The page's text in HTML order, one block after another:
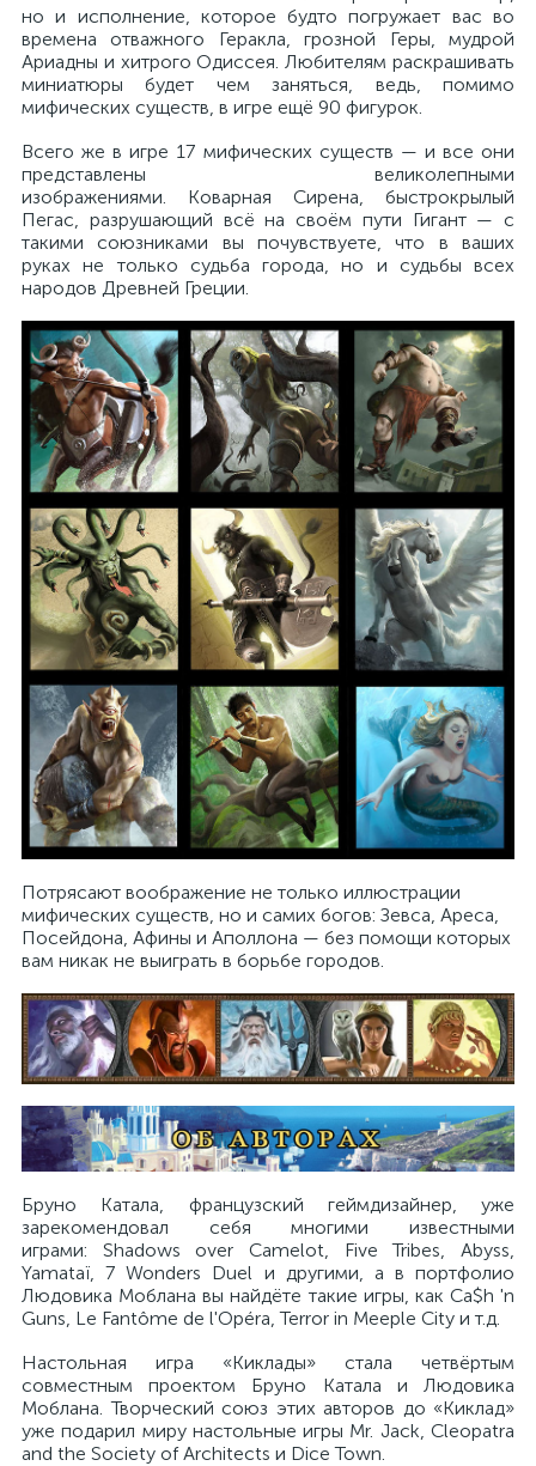
но и исполнение, которое будто погружает вас во
времена отважного Геракла, грозной Геры, мудрой
Ариадны и хитрого Одиссея. Любителям раскрашивать
миниатюры будет чем заняться, ведь, помимо
мифических существ, в игре ещё 90 фигурок.
Всего же в игре 17 мифических существ — и все они
представлены великолепными
изображениями. Коварная Сирена, быстрокрылый
Пегас, разрушающий всё на своём пути Гигант — с
такими союзниками вы почувствуете, что в ваших
руках не только судьба города, но и судьбы всех
народов Древней Греции.
Потрясают воображение не только иллюстрации
мифических существ, но и самих богов: Зевса, Ареса,
Посейдона, Афины и Аполлона — без помощи которых
вам никак не выиграть в борьбе городов.
Бруно Катала, французский геймдизайнер, уже
зарекомендовал себя многими известными
играми: Shadows over Camelot, Five Tribes, Abyss,
Yamataï, 7 Wonders Duel и другими, а в портфолио
Людовика Моблана вы найдёте такие игры, как Ca$h 'n
Guns, Le Fantôme de l'Opéra, Terror in Meeple City и т.д.
Настольная игра «Киклады» стала четвёртым
совместным проектом Бруно Катала и Людовика
Моблана. Творческий союз этих авторов до «Киклад»
уже подарил миру настольные игры Mr. Jack, Cleopatra
and the Society of Architects и Dice Town.